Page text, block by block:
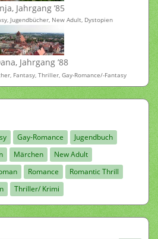
Jahrgang ’85
Jugendbücher, New Adult, Dystopien
Jahrgang ’88
Fantasy, Thriller, Gay-Romance/-Fantasy
Gay-Romance
Jugendbuch
Märchen
New Adult
Romance
Romantic Thrill
Thriller/ Krimi